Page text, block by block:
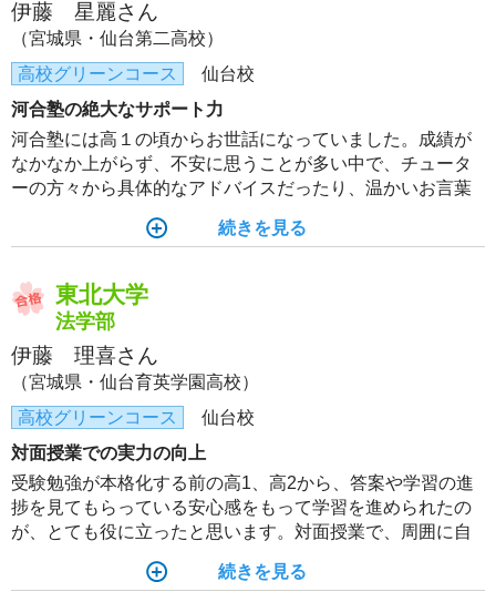
伊藤 星麗さん
（宮城県・仙台第二高校）
高校グリーンコース
仙台校
河合塾の絶大なサポート力
河合塾には高１の頃からお世話になっていました。成績が
なかなか上がらず、不安に思うことが多い中で、チュータ
ーの方々から具体的なアドバイスだったり、温かいお言葉
tudyplusでメッセージを頂いたり、面談していただいたとき
続きを見る
東北大学
法学部
伊藤 理喜さん
（宮城県・仙台育英学園高校）
高校グリーンコース
仙台校
対面授業での実力の向上
受験勉強が本格化する前の高1、高2から、答案や学習の進
捗を見てもらっている安心感をもって学習を進められたの
が、とても役に立ったと思います。対面授業で、周囲に自
ョンアップに繋がったと実感しています。
続きを見る